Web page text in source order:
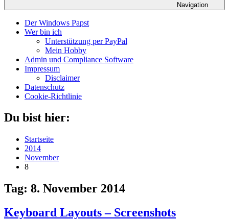
Navigation
Der Windows Papst
Wer bin ich
Unterstützung per PayPal
Mein Hobby
Admin und Compliance Software
Impressum
Disclaimer
Datenschutz
Cookie-Richtlinie
Du bist hier:
Startseite
2014
November
8
Tag: 8. November 2014
Keyboard Layouts – Screenshots